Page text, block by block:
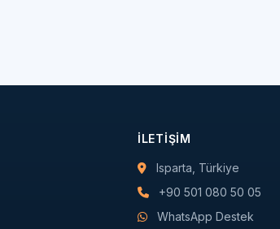
İLETIŞIM
Isparta, Türkiye
+90 501 080 50 05
WhatsApp Destek